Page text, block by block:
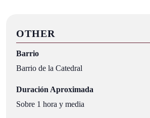
OTHER
Barrio
Barrio de la Catedral
Duración Aproximada
Sobre 1 hora y media